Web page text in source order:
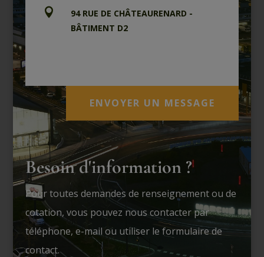

94 RUE DE CHÂTEAURENARD -
BÂTIMENT D2
ENVOYER UN MESSAGE
Besoin d'information ?
Pour toutes demandes de renseignement ou de
cotation, vous pouvez nous contacter par
téléphone, e-mail ou utiliser le formulaire de
contact.